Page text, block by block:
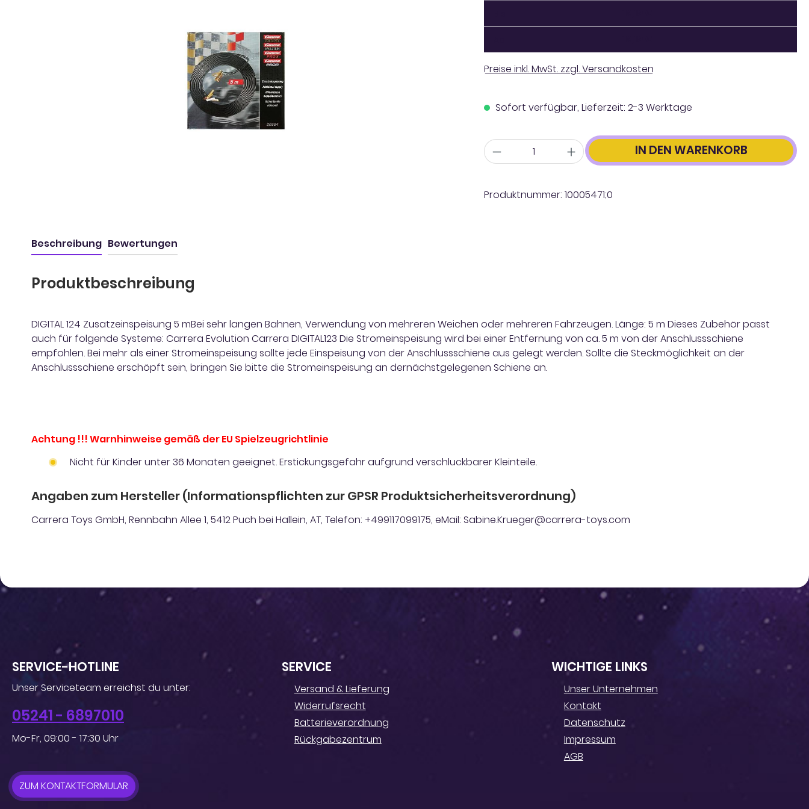
Preise inkl. MwSt. zzgl. Versandkosten
Sofort verfügbar, Lieferzeit: 2-3 Werktage
Anzahl IN DEN WARENKORB
Produktnummer: 10005471;0
Beschreibung Bewertungen
Produktbeschreibung
DIGITAL 124 Zusatzeinspeisung 5 mBei sehr langen Bahnen, Verwendung von mehreren Weichen oder mehreren Fahrzeugen. Länge: 5 m Dieses Zubehör passt
auch für folgende Systeme: Carrera Evolution Carrera DIGITAL123 Die Stromeinspeisung wird bei einer Entfernung von ca. 5 m von der Anschlussschiene
empfohlen. Bei mehr als einer Stromeinspeisung sollte jede Einspeisung von der Anschlussschiene aus gelegt werden. Sollte die Steckmöglichkeit an der
Anschlussschiene erschöpft sein, bringen Sie bitte die Stromeinspeisung an dernächstgelegenen Schiene an.
Achtung !!! Warnhinweise gemäß der EU Spielzeugrichtlinie
Nicht für Kinder unter 36 Monaten geeignet. Erstickungsgefahr aufgrund verschluckbarer Kleinteile.
Angaben zum Hersteller (Informationspflichten zur GPSR Produktsicherheitsverordnung)
Carrera Toys GmbH, Rennbahn Allee 1, 5412 Puch bei Hallein, AT, Telefon: +499117099175, eMail: Sabine.Krueger@carrera-toys.com
SERVICE-HOTLINE
Unser Serviceteam erreichst du unter:
05241 - 6897010
Mo-Fr, 09:00 - 17:30 Uhr
ZUM KONTAKTFORMULAR
SERVICE
Versand & Lieferung
Widerrufsrecht
Batterieverordnung
Rückgabezentrum
WICHTIGE LINKS
Unser Unternehmen
Kontakt
Datenschutz
Impressum
AGB